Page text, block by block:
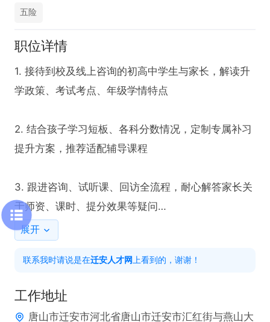
五险
职位详情
1. 接待到校及线上咨询的初高中学生与家长，解读升
学政策、考试考点、年级学情特点
2. 结合孩子学习短板、各科分数情况，定制专属补习
提升方案，推荐适配辅导课程
3. 跟进咨询、试听课、回访全流程，耐心解答家长关
于师资、课时、提分效果等疑问
介绍工作
5. 配合校区开展招生宣讲、学习测评、学情分析会等
展开
联系我时请说是在迁安人才网 上看到的，谢谢！
工作地址
唐山市迁安市河北省唐山市迁安市汇红街与燕山大